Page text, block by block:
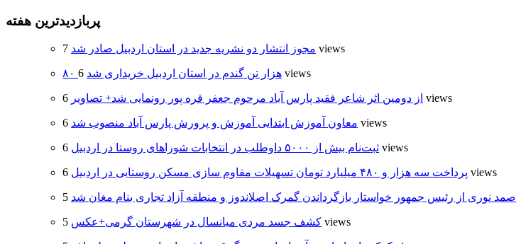
پربازدیدترین هفته
مجوز انتشار دو نشریه جدید در استان اردبیل صادر شد 7 views
۸۰ هزار تن گندم در استان اردبیل خریداری شد 6 views
از دومین اثر شاعر فقید پارس آباد مرحوم جعفر قره پور رونمایی شد+ تصاویر 6 views
معاون آموزش ابتدایی آموزش و پرورش پارس آباد منصوب شد 6 views
ثبت‌نام بیش از ۵۰۰۰ داوطلب در انتخابات شوراهای روستا در اردبیل 6 views
پرداخت سه هزار و ۴۸۰ میلیارد تومان تسهیلات مقاوم سازی مسکن روستایی در اردبیل 6 views
صمد نوری از رئیس جمهور خواستار بازگرداندن گمرک اصلاندوز و منطقه آزاد تجاری بنام مغان شد
کشف جسد مردی میانسال در شهرستان گرمی+عکس 5 views